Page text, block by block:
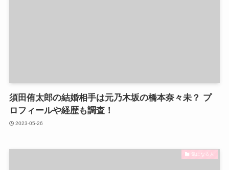
須田侑太郎の結婚相手は元乃木坂の橋本奈々未？ プ
ロフィールや経歴も調査！
2023-05-26
気になる人